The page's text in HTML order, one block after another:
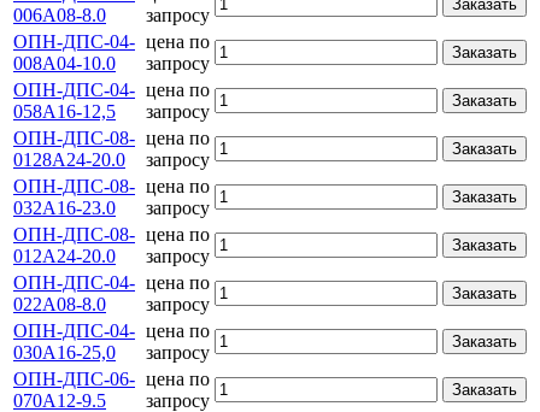
006А08-8.0
запросу
Заказать
ОПН-ДПС-04-
008А04-10.0
цена по
запросу
Заказать
ОПН-ДПС-04-
058А16-12,5
цена по
запросу
Заказать
ОПН-ДПС-08-
0128А24-20.0
цена по
запросу
Заказать
ОПН-ДПС-08-
032А16-23.0
цена по
запросу
Заказать
ОПН-ДПС-08-
012А24-20.0
цена по
запросу
Заказать
ОПН-ДПС-04-
022А08-8.0
цена по
запросу
Заказать
ОПН-ДПС-04-
030А16-25,0
цена по
запросу
Заказать
ОПН-ДПС-06-
070А12-9.5
цена по
запросу
Заказать